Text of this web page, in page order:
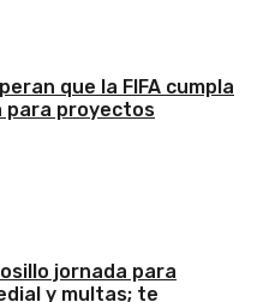
que la FIFA cumpla
para proyectos
jornada para
y multas; te